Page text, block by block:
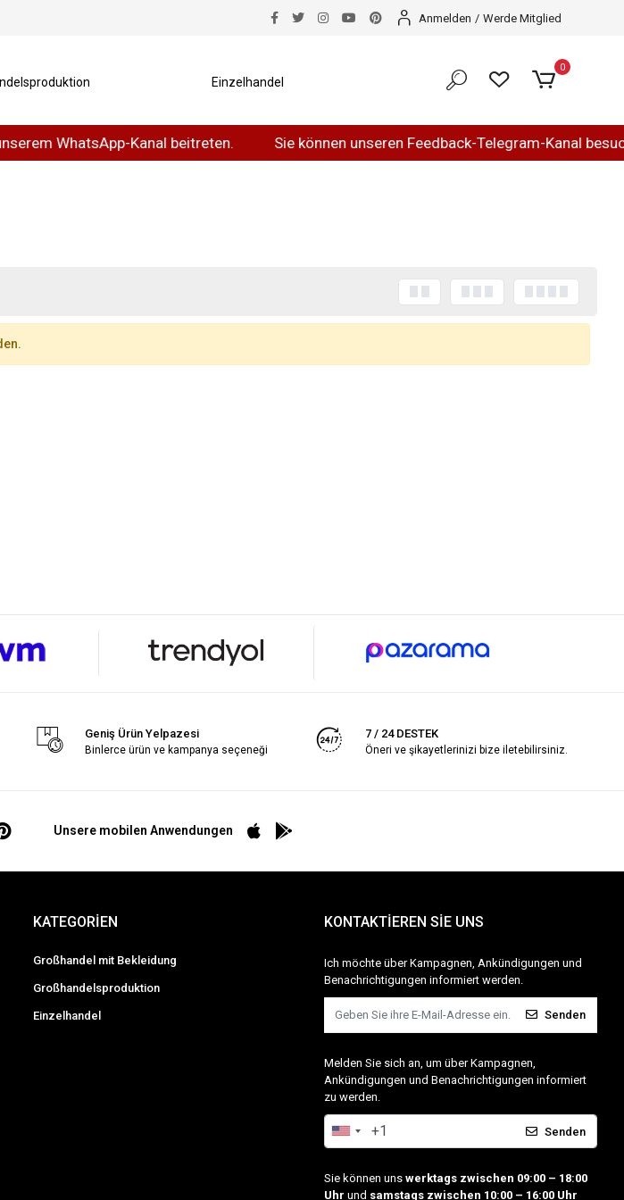
WhatsApp-Kanal beitreten. Sie können unseren Feedback-Telegram-Kanal
Anmelden / Werde Mitglied
Einzelhandel
0
Geniş Ürün Yelpazesi
Binlerce ürün ve kampanya seçeneği
7 / 24 DESTEK
Öneri ve şikayetlerinizi bize iletebilirsiniz.
Unsere mobilen Anwendungen
KATEGORİEN
Großhandel mit Bekleidung
Großhandelsproduktion
Einzelhandel
KONTAKTİEREN SİE UNS
Ich möchte über Kampagnen, Ankündigungen und
Benachrichtigungen informiert werden.
Senden
Melden Sie sich an, um über Kampagnen,
Ankündigungen und Benachrichtigungen informiert
zu werden.
Senden
Sie können uns werktags zwischen 09:00 – 18:00
Uhr und samstags zwischen 10:00 – 16:00 Uhr